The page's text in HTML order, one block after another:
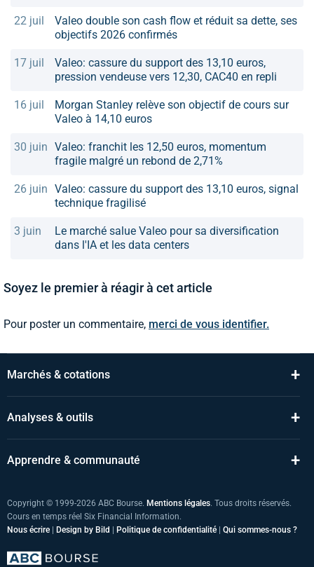
22 juil
Valeo double son cash flow et réduit sa dette, ses
objectifs 2026 confirmés
17 juil
Valeo: cassure du support des 13,10 euros,
pression vendeuse vers 12,30, CAC40 en repli
16 juil
Morgan Stanley relève son objectif de cours sur
Valeo à 14,10 euros
30 juin Valeo: franchit les 12,50 euros, momentum
fragile malgré un rebond de 2,71%
26 juin Valeo: cassure du support des 13,10 euros, signal
technique fragilisé
3 juin
Le marché salue Valeo pour sa diversification
dans l'IA et les data centers
Soyez le premier à réagir à cet article
Pour poster un commentaire, merci de vous identifier.
Marchés & cotations +
Analyses & outils +
Apprendre & communauté +
Copyright © 1999-2026 ABC Bourse. Mentions légales. Tous droits réservés.
Cours en temps réel Six Financial Information.
Nous écrire | Design by Bild | Politique de confidentialité | Qui sommes-nous ?